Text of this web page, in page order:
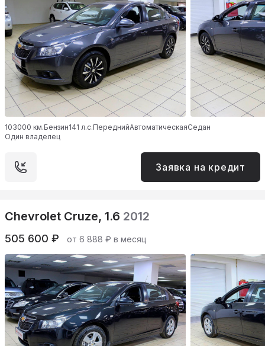
103000 км.Бензин141 л.с.ПереднийАвтоматическаяСедан
Один владелец
Заявка на кредит
Chevrolet Cruze, 1.6 2012
505 600 ₽ от 6 888 ₽ в месяц